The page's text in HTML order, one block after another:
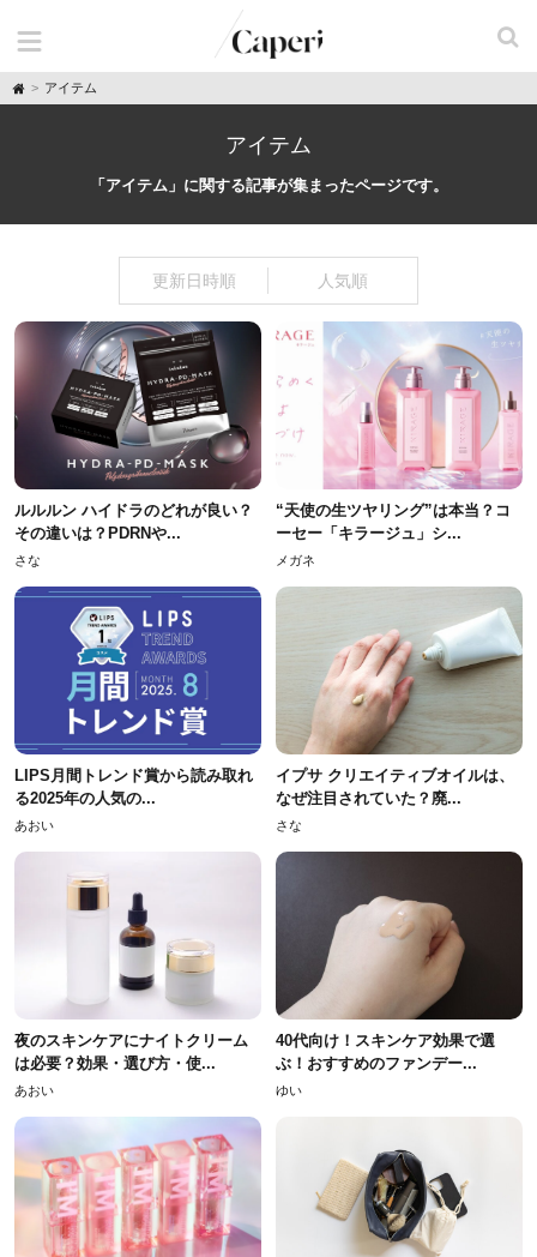
H
o
アイテム
アイテム
「アイテム」に関する記事が集まったページです。
更新日時順 人気順
ルルルン ハイドラのどれが良い？
その違いは？PDRNや...
さな
“天使の生ツヤリング”は本当？コ
ーセー「キラージュ」シ...
メガネ
LIPS月間トレンド賞から読み取れ
る2025年の人気の...
あおい
イプサ クリエイティブオイルは、
なぜ注目されていた？廃...
さな
夜のスキンケアにナイトクリーム
は必要？効果・選び方・使...
あおい
40代向け！スキンケア効果で選
ぶ！おすすめのファンデー...
ゆい